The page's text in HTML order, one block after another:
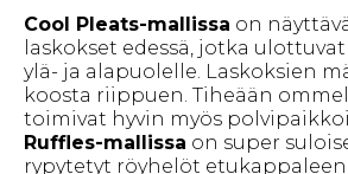
Cool Pleats-mallissa on
laskokset edessä, jotka
ylä- ja alapuolelle. Laskoksien
koosta riippuen. Tiheään
toimivat hyvin myös
Ruffles-mallissa on super
rypytetyt röyhelöt